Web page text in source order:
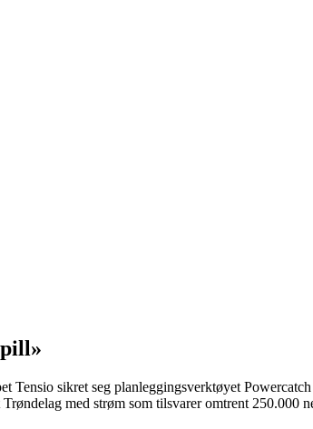
Tensio sikret seg planleggingsverktøyet
med strøm som tilsvarer omtrent